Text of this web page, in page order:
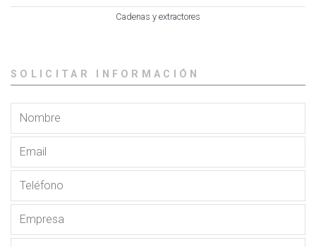
Cadenas y extractores
SOLICITAR INFORMACIÓN